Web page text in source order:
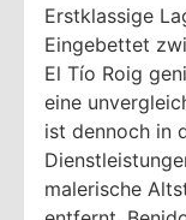
Erstklassige
Eingebettet
El Tío Roig
eine
ist dennoch in
malerische